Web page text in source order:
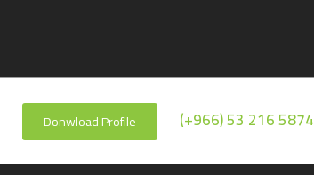
(+966) 53 216 5874
Donwload Profile